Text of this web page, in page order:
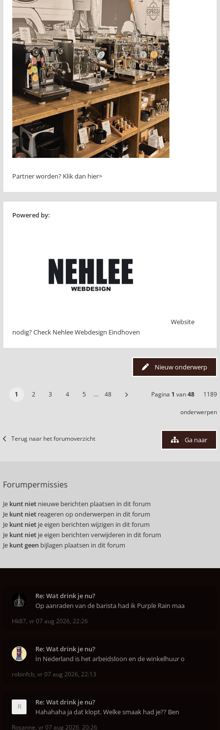
Partner worden? Klik dan hier>
Powered by:
Website
nodig? Check Nehlee Webdesign Eindhoven
Nieuw onderwerp
1 2 3 4 5 … 48 Pagina 1 van48 1189
onderwerpen
Terug naar het forumoverzicht Ga naar
Forumpermissies
Je kunt niet nieuwe berichten plaatsen in dit forum
Je kunt niet reageren op onderwerpen in dit forum
Je kunt niet je eigen berichten wijzigen in dit forum
Je kunt niet je eigen berichten verwijderen in dit forum
Je kunt geen bijlagen plaatsen in dit forum
Re: Wat drink je nu?
Op aanraden van de barista had ik Purple Rain maa
Hk87, vr 07 aug 2026, 22:26
Re: Wat drink je nu?
In Nederland is het arbeidsloon en de winkelhuur o
robinfcb, vr 07 aug 2026, 22:13
Re: Wat drink je nu?
Hahahaha ja dat klopt. Welke smaak had je?? Ben
Rosanne, vr 07 aug 2026, 20:26